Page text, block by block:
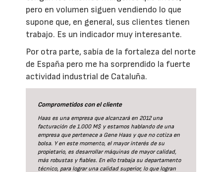
pero en volumen siguen vendiendo lo que
supone que, en general, sus clientes tienen
trabajo. Es un indicador muy interesante.
Por otra parte, sabía de la fortaleza del norte
de España pero me ha sorprendido la fuerte
actividad industrial de Cataluña.
Comprometidos con el cliente
Haas es una empresa que alcanzará en 2012 una
facturación de 1.000 M$ y estamos hablando de una
empresa que pertenece a Gene Haas y que no cotiza en
bolsa. Y en este momento, el mayor interés de su
propietario, es desarrollar máquinas de mayor calidad,
más robustas y fiables. En ello trabaja su departamento
técnico, para lograr una calidad superior, lo que logran